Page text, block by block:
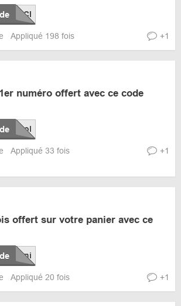
Appliqué 198 fois +1
numéro offert avec ce code
Appliqué 33 fois +1
offert sur votre panier avec ce
Appliqué 20 fois +1